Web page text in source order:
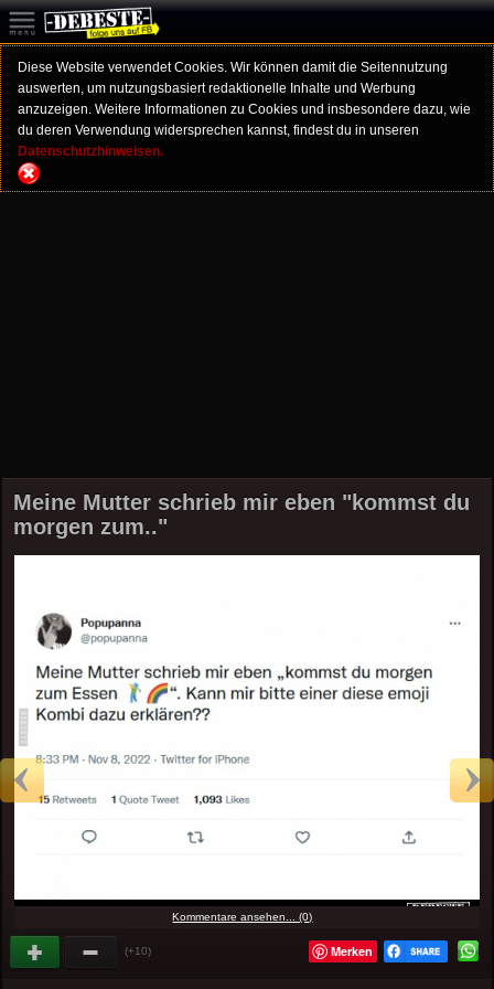
Diese Website verwendet Cookies. Wir können damit die Seitennutzung
auswerten, um nutzungsbasiert redaktionelle Inhalte und Werbung
anzuzeigen. Weitere Informationen zu Cookies und insbesondere dazu, wie
du deren Verwendung widersprechen kannst, findest du in unseren
Datenschutzhinweisen.
Meine Mutter schrieb mir eben "kommst du
morgen zum.."
Kommentare ansehen... (0)
(+10) Merken